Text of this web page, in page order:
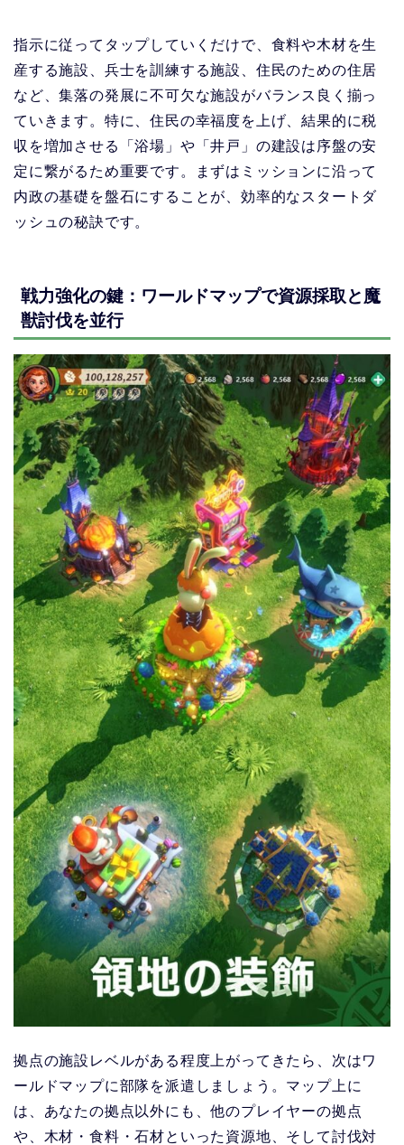
指示に従ってタップしていくだけで、食料や木材を生
産する施設、兵士を訓練する施設、住民のための住居
など、集落の発展に不可欠な施設がバランス良く揃っ
ていきます。特に、住民の幸福度を上げ、結果的に税
収を増加させる「浴場」や「井戸」の建設は序盤の安
定に繋がるため重要です。まずはミッションに沿って
内政の基礎を盤石にすることが、効率的なスタートダ
ッシュの秘訣です。
戦力強化の鍵：ワールドマップで資源採取と魔
獣討伐を並行
拠点の施設レベルがある程度上がってきたら、次はワ
ールドマップに部隊を派遣しましょう。マップ上に
は、あなたの拠点以外にも、他のプレイヤーの拠点
や、木材・食料・石材といった資源地、そして討伐対